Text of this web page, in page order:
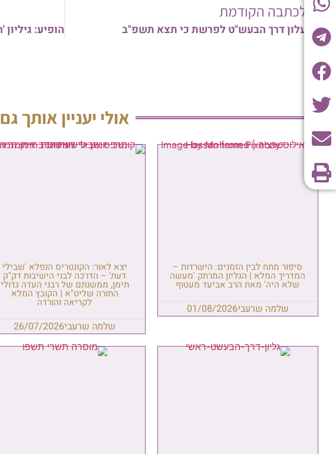
לכתבה הקודמת
עלון דרך הבעש"ט לפרשת כי תצא תשפ"ב
אולי יעניין אותך גם
סיפור מתח לבין הזמנים: הישרדות –
המדריך המלא | הגליון המרתק 'מעשה
שלא היה' מאת הרב אביעד מעטוף
שלמה שרעבי01/08/2026
יצא לאור: הקונטריס הנפלא 'שבילי
דעת' – הדרכה לבני הישיבות דק"ק
תימן, ממשנתם של רבני העדה גדולי
התורה שליט"א | הקובץ המלא
לקריאה והורדה
שלמה שרעבי26/07/2026